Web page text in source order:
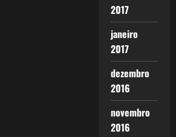
2017
janeiro
2017
dezembro
2016
novembro
2016